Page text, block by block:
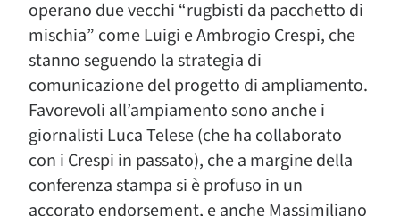
operano due vecchi “rugbisti da pacchetto di
mischia” come Luigi e Ambrogio Crespi, che
stanno seguendo la strategia di
comunicazione del progetto di ampliamento.
Favorevoli all’ampiamento sono anche i
giornalisti Luca Telese (che ha collaborato
con i Crespi in passato), che a margine della
conferenza stampa si è profuso in un